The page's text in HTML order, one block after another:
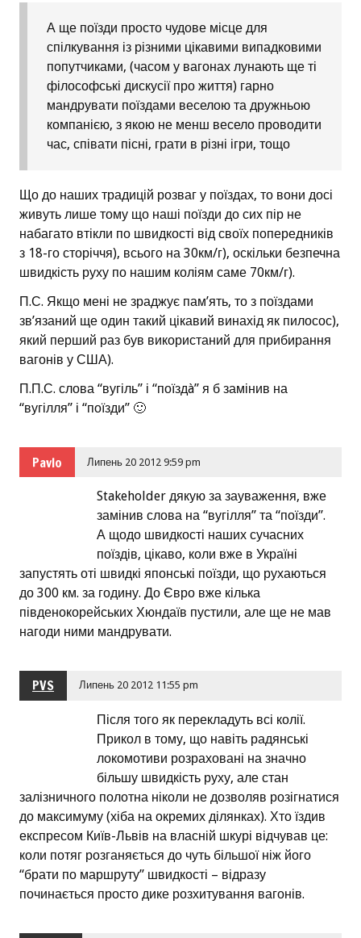
А ще поїзди просто чудове місце для
спілкування із різними цікавими випадковими
попутчиками, (часом у вагонах лунають ще ті
філософські дискусії про життя) гарно
мандрувати поїздами веселою та дружньою
компанією, з якою не менш весело проводити
час, співати пісні, грати в різні ігри, тощо
Що до наших традицій розваг у поїздах, то вони досі
живуть лише тому що наші поїзди до сих пір не
набагато втікли по швидкості від своїх попередників
з 18-го сторіччя), всього на 30км/г), оскільки безпечна
швидкість руху по нашим коліям саме 70км/г).
П.С. Якщо мені не зраджує пам’ять, то з поїздами
зв’язаний ще один такий цікавий винахід як пилосос),
який перший раз був використаний для прибирання
вагонів у США).
П.П.С. слова “вугіль” і “поїздà” я б замінив на
“вугілля” і “поїзди” 🙂
Pavlo Липень 20 2012 9:59 pm
Stakeholder дякую за зауваження, вже
замінив слова на “вугілля” та “поїзди”.
А щодо швидкості наших сучасних
поїздів, цікаво, коли вже в Україні
запустять оті швидкі японські поїзди, що рухаються
до 300 км. за годину. До Євро вже кілька
південокорейських Хюндаїв пустили, але ще не мав
нагоди ними мандрувати.
PVS Липень 20 2012 11:55 pm
Після того як перекладуть всі колії.
Прикол в тому, що навіть радянські
локомотиви розраховані на значно
більшу швидкість руху, але стан
залізничного полотна ніколи не дозволяв розігнатися
до максимуму (хіба на окремих ділянках). Хто їздив
експресом Київ-Львів на власній шкурі відчував це:
коли потяг розганяється до чуть більшої ніж його
“брати по маршруту” швидкості – відразу
починається просто дике розхитування вагонів.